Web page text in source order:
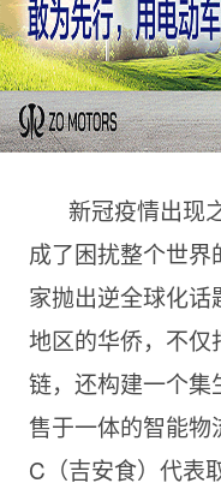
在日华商打造强韧
——访株式会社J＆C（吉
蒋丰 专访 华人
《人民日报海外版》日本月
新冠疫情出现
成了困扰整个世
家抛出逆全球化
地区的华侨，不仅
链，还构建一个集
售于一体的智能物
C（吉安食）代表